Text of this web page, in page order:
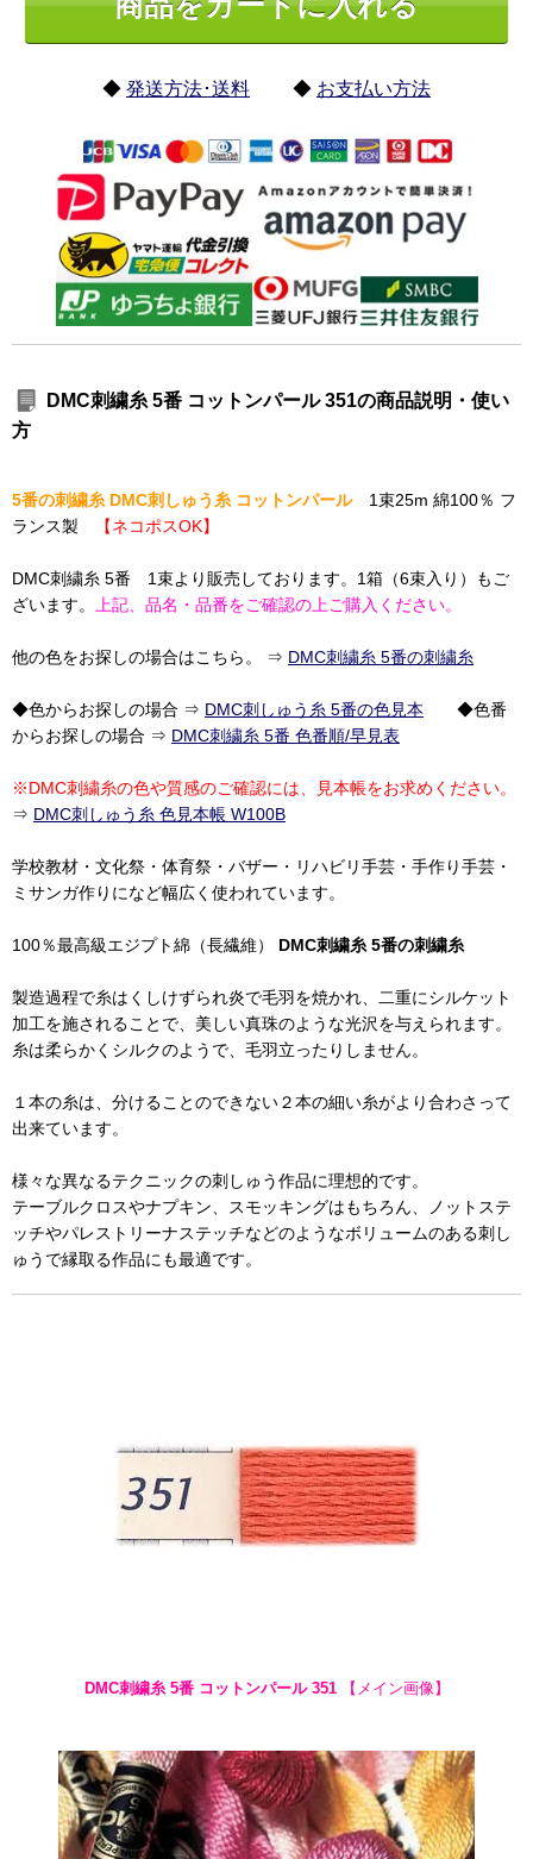
◆ 発送方法･送料 ◆ お支払い方法
DMC刺繍糸 5番 コットンパール 351の商品説明・使い
方
5番の刺繍糸 DMC刺しゅう糸 コットンパール1束25m 綿100％ フ
ランス製
【ネコポスOK】
DMC刺繍糸 5番 1束より販売しております。1箱（6束入り）もご
ざいます。
上記、品名・品番をご確認の上ご購入ください。
他の色をお探しの場合はこちら。 ⇒ DMC刺繍糸 5番の刺繍糸
◆色からお探しの場合 ⇒ DMC刺しゅう糸 5番の色見本 ◆色番
からお探しの場合 ⇒ DMC刺繍糸 5番 色番順/早見表
※DMC刺繍糸の色や質感のご確認には、見本帳をお求めください。
⇒ DMC刺しゅう糸 色見本帳 W100B
学校教材・文化祭・体育祭・バザー・リハビリ手芸・手作り手芸・
ミサンガ作りになど幅広く使われています。
100％最高級エジプト綿（長繊維） DMC刺繍糸 5番の刺繍糸
製造過程で糸はくしけずられ炎で毛羽を焼かれ、二重にシルケット
加工を施されることで、美しい真珠のような光沢を与えられます。
糸は柔らかくシルクのようで、毛羽立ったりしません。
１本の糸は、分けることのできない２本の細い糸がより合わさって
出来ています。
様々な異なるテクニックの刺しゅう作品に理想的です。
テーブルクロスやナプキン、スモッキングはもちろん、ノットステ
ッチやパレストリーナステッチなどのようなボリュームのある刺し
ゅうで縁取る作品にも最適です。
DMC刺繍糸 5番 コットンパール 351【メイン画像】